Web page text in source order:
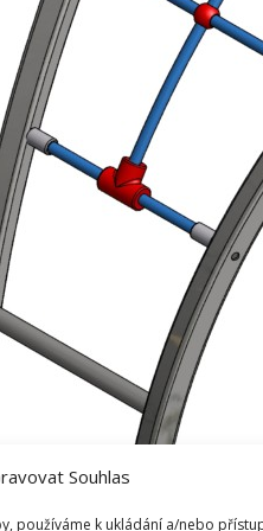
Souhlas
používáme k ukládání a/nebo